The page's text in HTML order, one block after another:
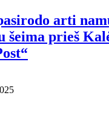
arti
šeima prieš